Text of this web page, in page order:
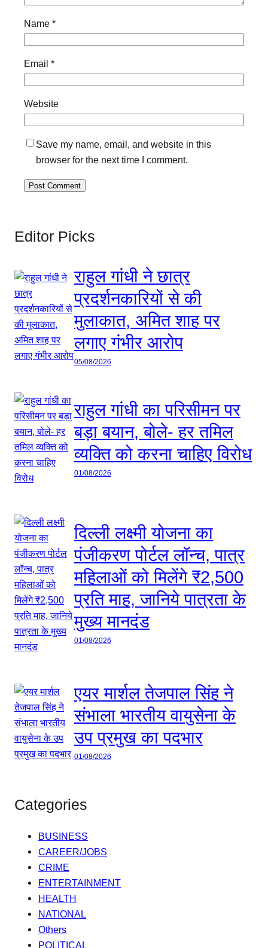
Name *
Email *
Website
Save my name, email, and website in this
browser for the next time I comment.
Editor Picks
राहुल गांधी ने छात्र
प्रदर्शनकारियों से की
मुलाकात, अमित शाह पर
लगाए गंभीर आरोप
05/08/2026
राहुल गांधी का परिसीमन पर
बड़ा बयान, बोले- हर तमिल
व्यक्ति को करना चाहिए विरोध
01/08/2026
दिल्ली लक्ष्मी योजना का
पंजीकरण पोर्टल लॉन्च, पात्र
महिलाओं को मिलेंगे ₹2,500
प्रति माह, जानिये पात्रता के
मुख्य मानदंड
01/08/2026
एयर मार्शल तेजपाल सिंह ने
संभाला भारतीय वायुसेना के
उप प्रमुख का पदभार
01/08/2026
Categories
BUSINESS
CAREER/JOBS
CRIME
ENTERTAINMENT
HEALTH
NATIONAL
Others
POLITICAL